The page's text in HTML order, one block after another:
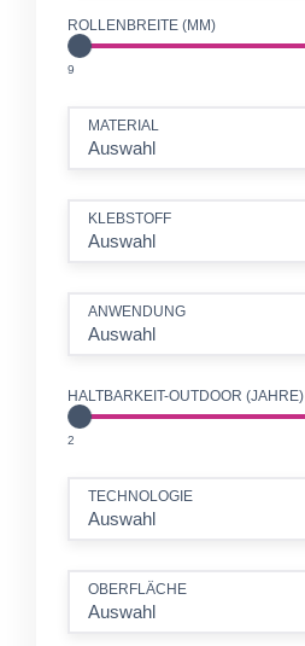
ROLLENBREITE (MM)
9
MATERIAL
Auswahl
KLEBSTOFF
Auswahl
ANWENDUNG
Auswahl
HALTBARKEIT-OUTDOOR (JAHRE)
2
TECHNOLOGIE
Auswahl
OBERFLÄCHE
Auswahl